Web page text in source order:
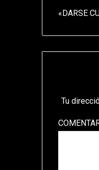
«DARSE
Tu